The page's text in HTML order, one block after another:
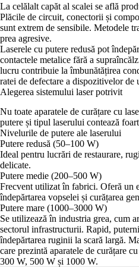
La celălalt capăt al scalei se află
Plăcile de circuit, conectorii și
sunt extrem de sensibile. Metodele
prea agresive.
Laserele cu putere redusă pot
contactele metalice fără a
lucru contribuie la îmbunătățirea
ratei de defectare a dispozitivelor de
Alegerea sistemului laser potrivit
Nu toate aparatele de curățare cu
putere și tipul laserului contează
Nivelurile de putere ale laserului
Putere redusă (50–100 W)
Ideal pentru lucrări de restaurare,
delicate.
Putere medie (200–500 W)
Frecvent utilizat în fabrici. Oferă un
îndepărtarea vopselei și curățarea
Putere mare (1000–3000 W)
Se utilizează în industria grea, cum
sectorul infrastructurii. Rapid,
îndepărtarea ruginii la scară largă.
care prezintă aparatele de curățare
300 W, 500 W și 1000 W.